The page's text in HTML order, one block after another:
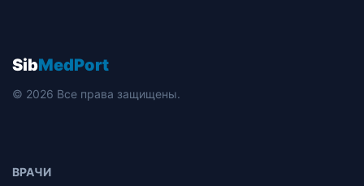
SibMedPort
© 2026 Все права защищены.
ВРАЧИ